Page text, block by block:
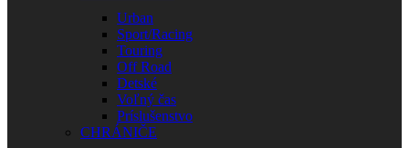
Urban
Sport/Racing
Touring
Off Road
Detské
Voľný čas
Príslušenstvo
CHRÁNIČE